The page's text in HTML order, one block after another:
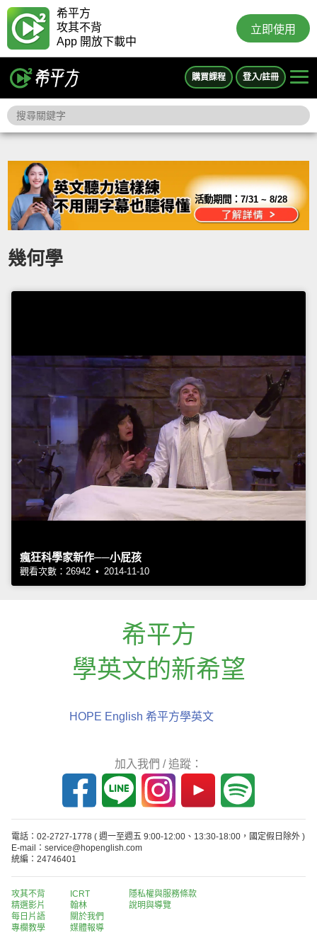
希平方
攻其不背
App 開放下載中
立即使用
購買課程 登入/註冊
活動期間：7/31 ~ 8/28
幾何學
瘋狂科學家新作──小屁孩
觀看次數：26942 • 2014-11-10
希平方
學英文的新希望
HOPE English 希平方學英文
加入我們 / 追蹤：
電話：02-2727-1778 ( 週一至週五 9:00-12:00、13:30-18:00，國定假日除外 )
E-mail：service@hopenglish.com
統編：24746401
攻其不背
精選影片
每日片語
專欄教學
ICRT
翰林
關於我們
媒體報導
隱私權與服務條款
說明與導覽